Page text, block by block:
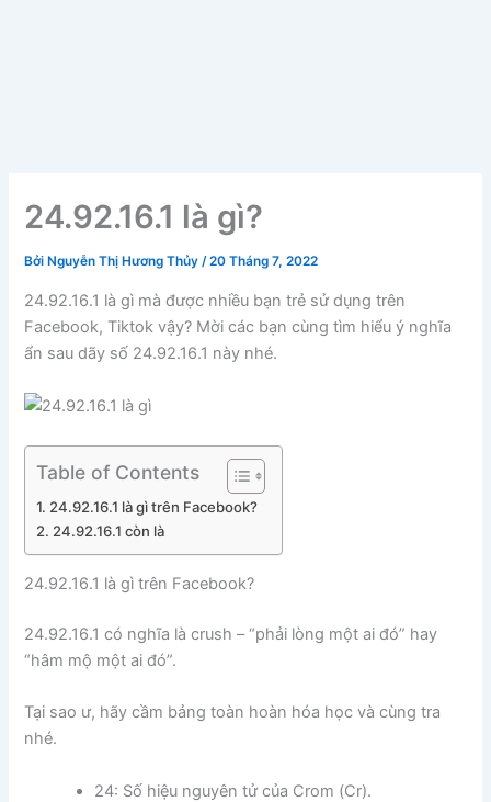
24.92.16.1 là gì?
Bởi Nguyễn Thị Hương Thủy/20 Tháng 7, 2022
24.92.16.1 là gì mà được nhiều bạn trẻ sử dụng trên
Facebook, Tiktok vậy? Mời các bạn cùng tìm hiểu ý nghĩa
ẩn sau dãy số 24.92.16.1 này nhé.
Table of Contents
24.92.16.1 là gì trên Facebook?
24.92.16.1 còn là
24.92.16.1 là gì trên Facebook?
24.92.16.1 có nghĩa là crush – “phải lòng một ai đó” hay
“hâm mộ một ai đó”.
Tại sao ư, hãy cầm bảng toàn hoàn hóa học và cùng tra
nhé.
24: Số hiệu nguyên tử của Crom (Cr).